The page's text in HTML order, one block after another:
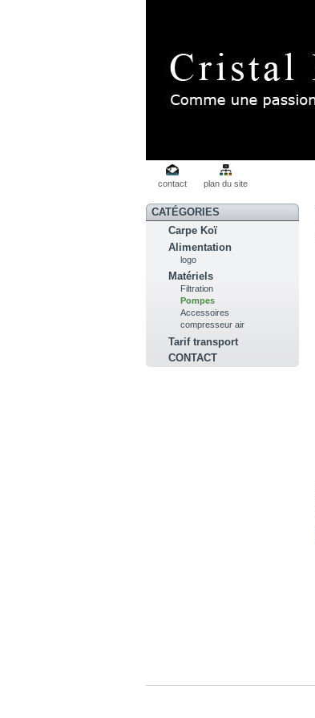
contact plan du site
CATÉGORIES
Carpe Koï
Alimentation
logo
Matériels
Filtration
Pompes
Accessoires
compresseur air
Tarif transport
CONTACT